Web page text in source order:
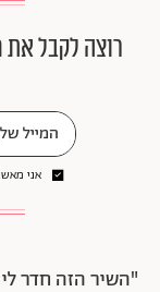
רוצה לקבל את
אני
"השיר הזה חדר